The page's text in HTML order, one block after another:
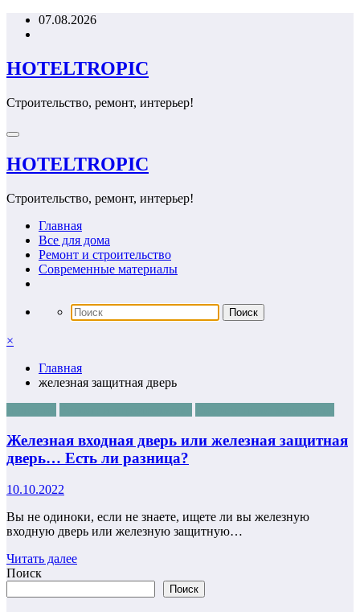
Перейти07.08.2026
HOTELTROPIC
Строительство, ремонт, интерьер!
HOTELTROPIC
Строительство, ремонт, интерьер!
Главная
Все для дома
Ремонт и строительство
Современные материалы
×
Главная
железная защитная дверь
Железная входная дверь или железная защитная
дверь… Есть ли разница?
10.10.2022
Вы не одиноки, если не знаете, ищете ли вы железную
входную дверь или железную защитную…
Читать далее
Поиск
Поиск